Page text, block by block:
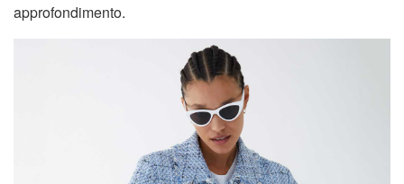
approfondimento.